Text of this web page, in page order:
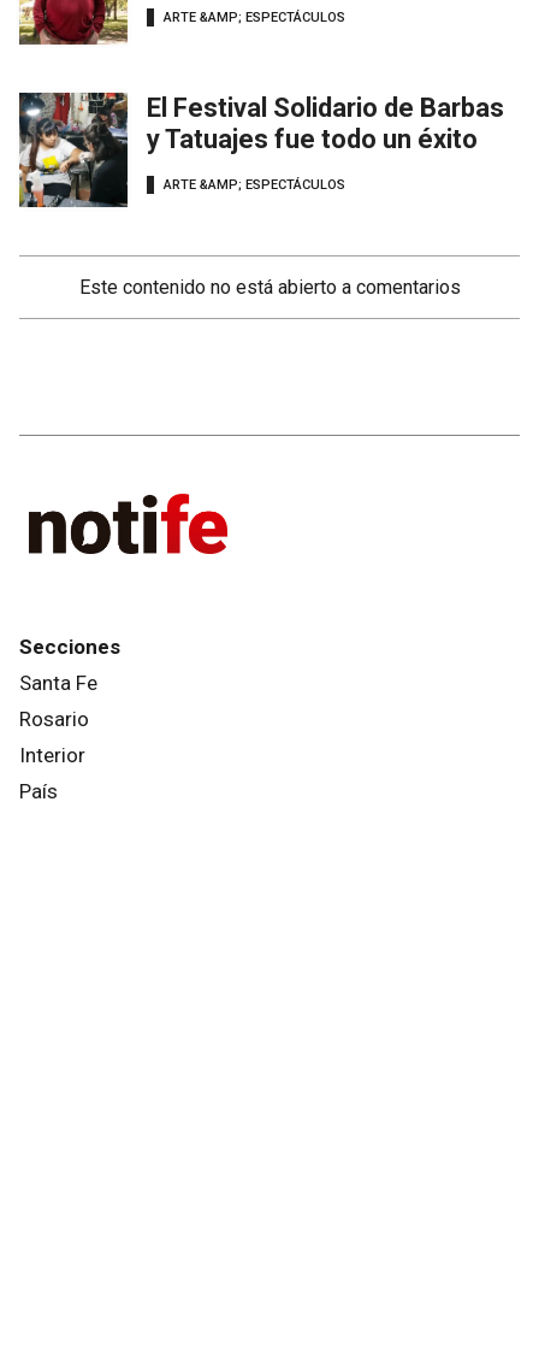
ARTE &AMP; ESPECTÁCULOS
El Festival Solidario de Barbas
y Tatuajes fue todo un éxito
ARTE &AMP; ESPECTÁCULOS
Este contenido no está abierto a comentarios
Secciones
Santa Fe
Rosario
Interior
País